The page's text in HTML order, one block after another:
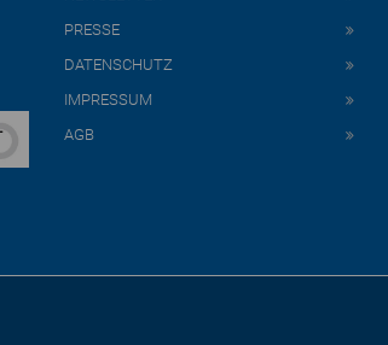
PRESSE
DATENSCHUTZ
IMPRESSUM
AGB